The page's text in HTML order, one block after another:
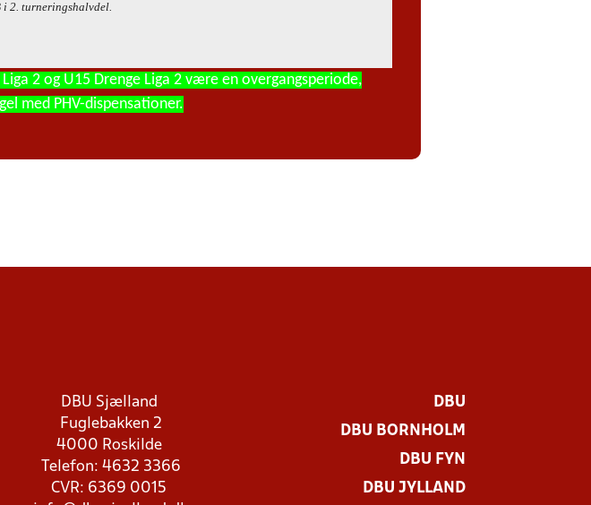
i 2. turneringshalvdel.
2 og U15 Drenge Liga 2 være en overgangsperiode,
med PHV-dispensationer.
DBU Sjælland
Fuglebakken 2
4000 Roskilde
Telefon: 4632 3366
CVR: 6369 0015
DBU
DBU BORNHOLM
DBU FYN
DBU JYLLAND